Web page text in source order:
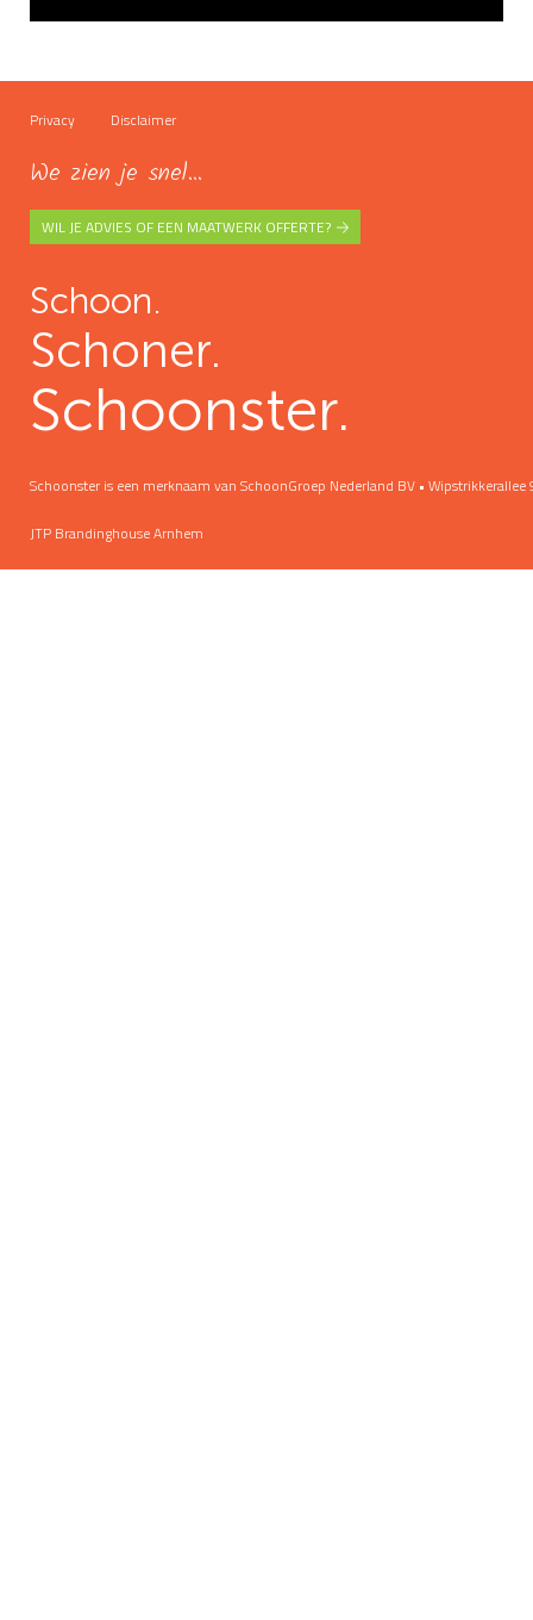
We zien je snel...
WIL JE ADVIES OF EEN MAATWERK OFFERTE?
Privacy Disclaimer
Schoon.
Schoner.
Schoonster.
Schoonster is een merknaam van SchoonGroep Nederland BV •
JTP Brandinghouse Arnhem